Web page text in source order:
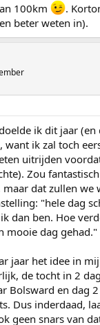
100km
.
beter weten in).
ik dit jaar (en
want ik zal toch
uitrijden
Zou
dat zullen we
"hele dag
dan ben. Hoe
mooie dag gehad."
jaar het idee in
de tocht in 2
Bolsward en dag
Dus inderdaad,
geen snars van